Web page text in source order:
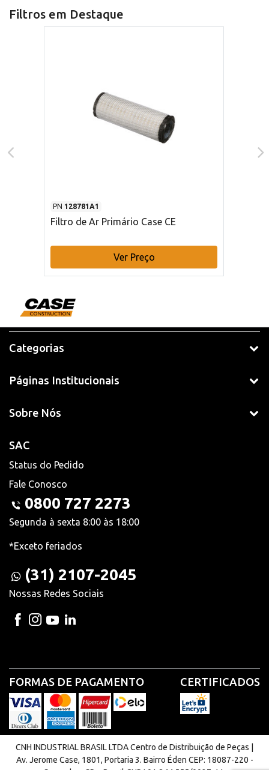
Filtros em Destaque
PN 128781A1
Filtro de Ar Primário Case CE
Ver Preço
Categorias
Páginas Institucionais
Sobre Nós
SAC
Status do Pedido
Fale Conosco
0800 727 2273
Segunda à sexta 8:00 às 18:00
*Exceto feriados
(31) 2107-2045
Nossas Redes Sociais
FORMAS DE PAGAMENTO CERTIFICADOS
CNH INDUSTRIAL BRASIL LTDA Centro de Distribuição de Peças |
Av. Jerome Case, 1801, Portaria 3. Bairro Éden CEP: 18087-220 -